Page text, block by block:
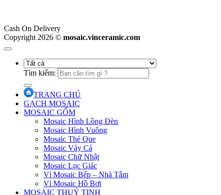
Cash On Delivery
Copyright 2026 © mosaic.vinceramic.com
Tìm kiếm:
TRANG CHỦ
GẠCH MOSAIC
MOSAIC GỐM
Mosaic Hình Lồng Đèn
Mosaic Hình Vuông
Mosaic Thẻ Que
Mosaic Vảy Cá
Mosaic Chữ Nhật
Mosaic Lục Giác
Vỉ Mosaic Bếp – Nhà Tắm
Vỉ Mosaic Hồ Bơi
MOSAIC THUỶ TINH